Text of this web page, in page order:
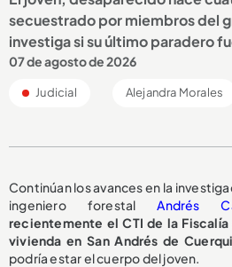
secuestrado por miembros del
investiga si su último paradero
07 de agosto de 2026
Judicial Alejandra Morales
Continúan los avances en la
ingeniero forestalAndrés
recientemente el CTI de la
vivienda en San Andrés de
podría estar el cuerpo del joven.